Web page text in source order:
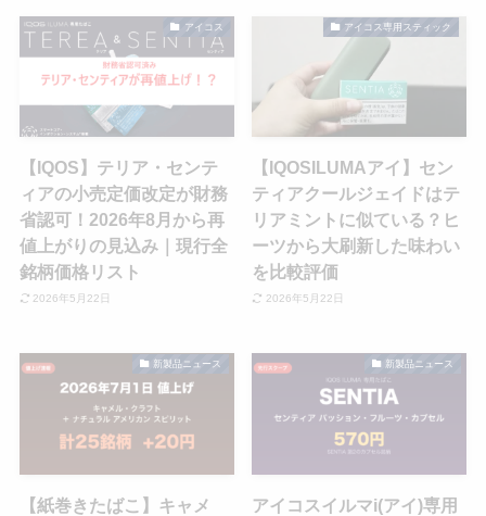
アイコス
【IQOS】テリア・センテ
ィアの小売定価改定が財務
省認可！2026年8月から再
値上がりの見込み｜現行全
銘柄価格リスト
2026年5月22日
アイコス専用スティック
【IQOSILUMAアイ】セン
ティアクールジェイドはテ
リアミントに似ている？ヒ
ーツから大刷新した味わい
を比較評価
2026年5月22日
新製品ニュース
【紙巻きたばこ】キャメ
新製品ニュース
アイコスイルマi(アイ)専用